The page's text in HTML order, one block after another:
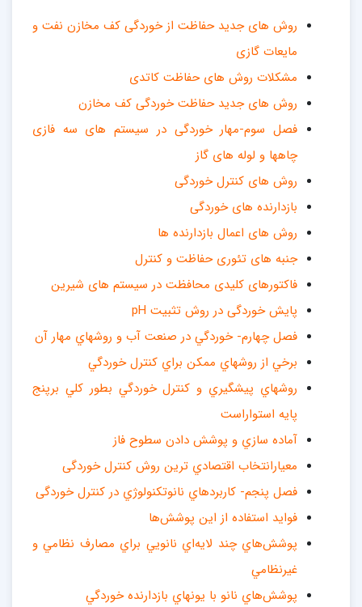
روش های جدید حفاظت از خوردگی کف مخازن نفت و
مایعات گازی
مشکلات روش های حفاظت کاتدی
روش های جدید حفاظت خوردگی کف مخازن
فصل سوم-مهار خوردگی در سیستم های سه فازی
چاهها و لوله های گاز
روش های کنترل خوردگی
بازدارنده های خوردگی
روش های اعمال بازدارنده ها
جنبه های تئوری حفاظت و کنترل
فاکتورهای کلیدی محافظت در سیستم های شیرین
پایش خوردگی در روش تثبیت pH
فصل چهارم- خوردگي در صنعت آب و روشهاي مهار آن
برخي از روشهاي ممكن براي كنترل خوردگي
روشهاي پيشگيري و كنترل خوردگي بطور كلي برپنج
پايه استواراست
آماده سازي و پوشش دادن سطوح فاز
معيارانتخاب اقتصادي ترين روش كنترل خوردگی
فصل پنجم- کاربردهاي نانوتکنولوژي در کنترل خوردگی
فوايد استفاده از اين پوشش‌ها
پوشش‌هاي چند لايه‌اي نانويي براي مصارف نظامي و
غيرنظامي
پوشش‌هاي نانو با يونهاي بازدارنده خوردگي